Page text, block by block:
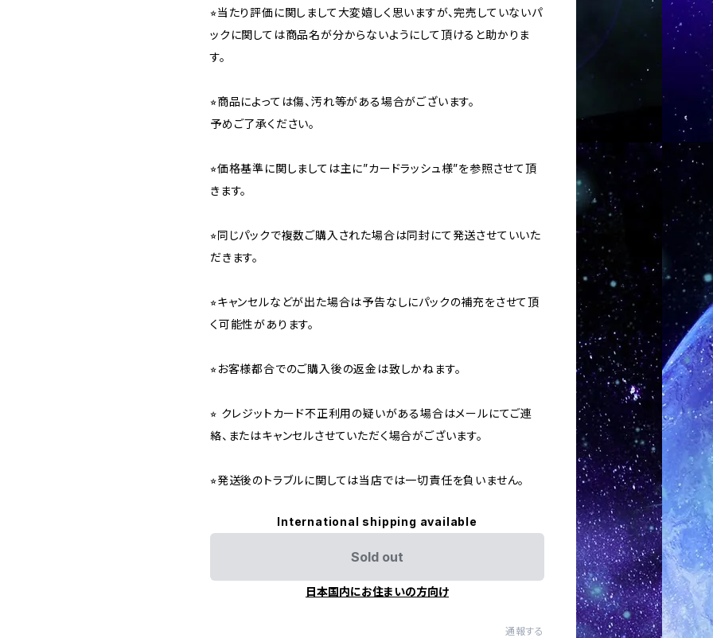
⭐︎当たり評価に関しまして大変嬉しく思いますが、完売していないパ
ックに関しては商品名が分からないようにして頂けると助かりま
す。
⭐︎商品によっては傷、汚れ等がある場合がございます。
予めご了承ください。
⭐︎価格基準に関しましては主に”カードラッシュ様”を参照させて頂
きます。
⭐︎同じパックで複数ご購入された場合は同封にて発送させていいた
だきます。
⭐︎キャンセルなどが出た場合は予告なしにパックの補充をさせて頂
く可能性があります。
⭐︎お客様都合でのご購入後の返金は致しかねます。
⭐︎ クレジットカード不正利用の疑いがある場合はメールにてご連
絡、またはキャンセルさせていただく場合がございます。
⭐︎発送後のトラブルに関しては当店では一切責任を負いません。
International shipping available
Sold out
日本国内にお住まいの方向け
通報する